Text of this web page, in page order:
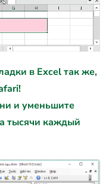
в Excel так же,
и уменьшите
тысячи каждый